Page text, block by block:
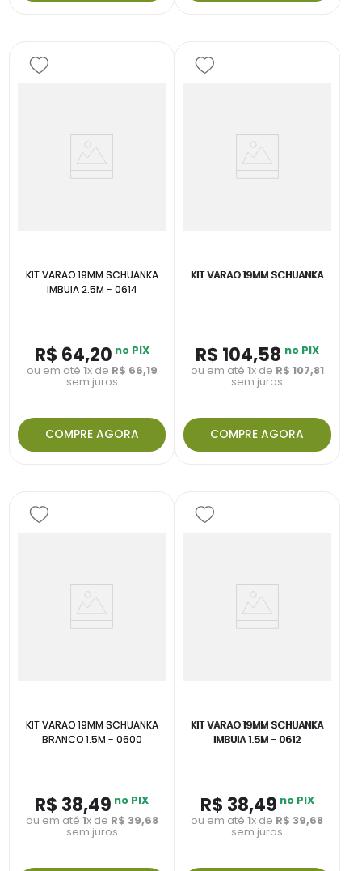
KIT VARAO 19MM SCHUANKA
IMBUIA 2.5M - 0614
R$ 64,20 no PIX
ou em até 1x de R$ 66,19
sem juros
COMPRE AGORA
KIT VARAO 19MM SCHUANKA
R$ 104,58 no PIX
ou em até 1x de R$ 107,81
sem juros
COMPRE AGORA
KIT VARAO 19MM SCHUANKA
BRANCO 1.5M - 0600
R$ 38,49 no PIX
ou em até 1x de R$ 39,68
sem juros
KIT VARAO 19MM SCHUANKA
IMBUIA 1.5M - 0612
R$ 38,49 no PIX
ou em até1x de R$ 39,68
sem juros